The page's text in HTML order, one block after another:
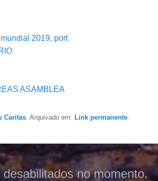
2019, port
ASAMBLEA
Caritas . Arquivado em: Link permanente
no momento.